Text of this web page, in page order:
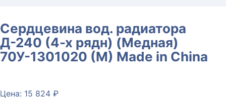
Сердцевина вод. радиатора
Д-240 (4-х рядн) (Медная)
70У-1301020 (М) Made in China
Цена: 15 824 ₽